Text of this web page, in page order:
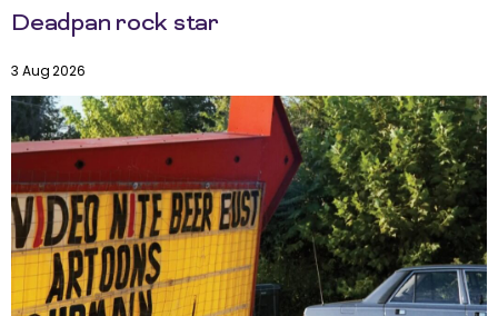
Deadpan rock star
3 Aug 2026